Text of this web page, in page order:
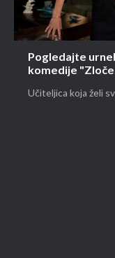
Pogledajte
komedije
Učiteljica koja želi